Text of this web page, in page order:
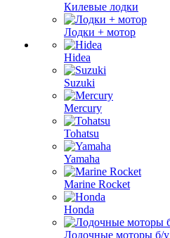
Килевые лодки
Лодки + мотор
Hidea
Suzuki
Mercury
Tohatsu
Yamaha
Marine Rocket
Honda
Лодочные моторы б/у